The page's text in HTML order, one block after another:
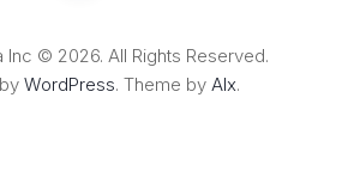
Inc © 2026. All Rights Reserved.
WordPress. Theme by Alx.